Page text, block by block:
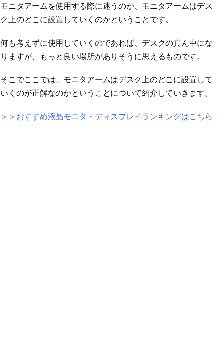
モニタアームを使用する際に迷うのが、モニタアームはデス
ク上のどこに設置していくのかということです。
何も考えずに使用していくのであれば、デスクの真ん中にな
りますが、もっと良い場所がありそうに思えるものです。
そこでここでは、モニタアームはデスク上のどこに設置して
いくのが正解なのかということについて紹介していきます。
＞＞おすすめ液晶モニタ・ディスプレイランキングはこちら